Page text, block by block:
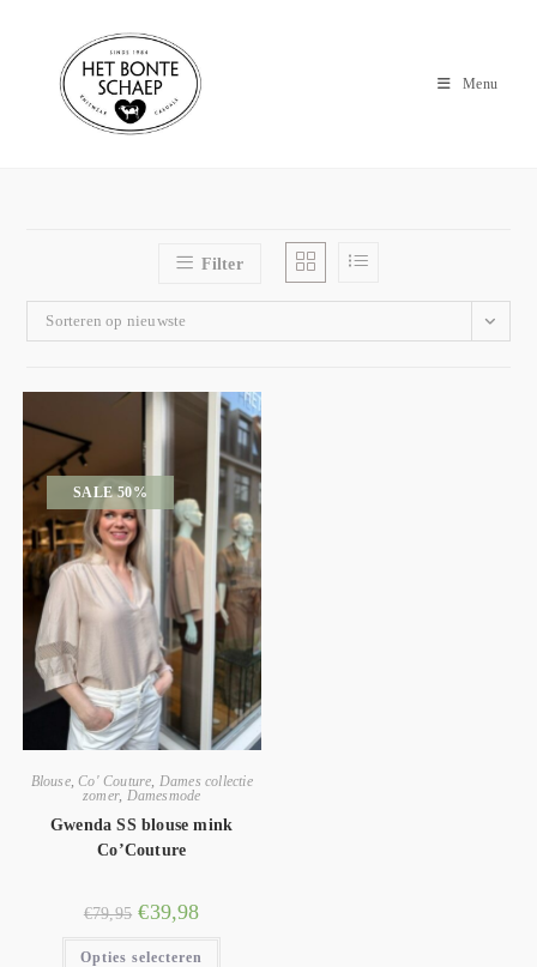
Menu
Filter
Sorteren op nieuwste
SALE 50%
Blouse,Co' Couture Dames collectie
zomer, Damesmode
Gwenda SS blouse mink
Co’Couture
€79,95 €39,98
Opties selecteren